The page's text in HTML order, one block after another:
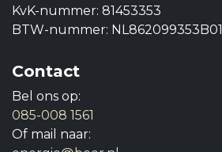
KvK-nummer: 81453353
BTW-nummer: NL862099353B01
Contact
Bel ons op:
085-008 1561
Of mail naar: